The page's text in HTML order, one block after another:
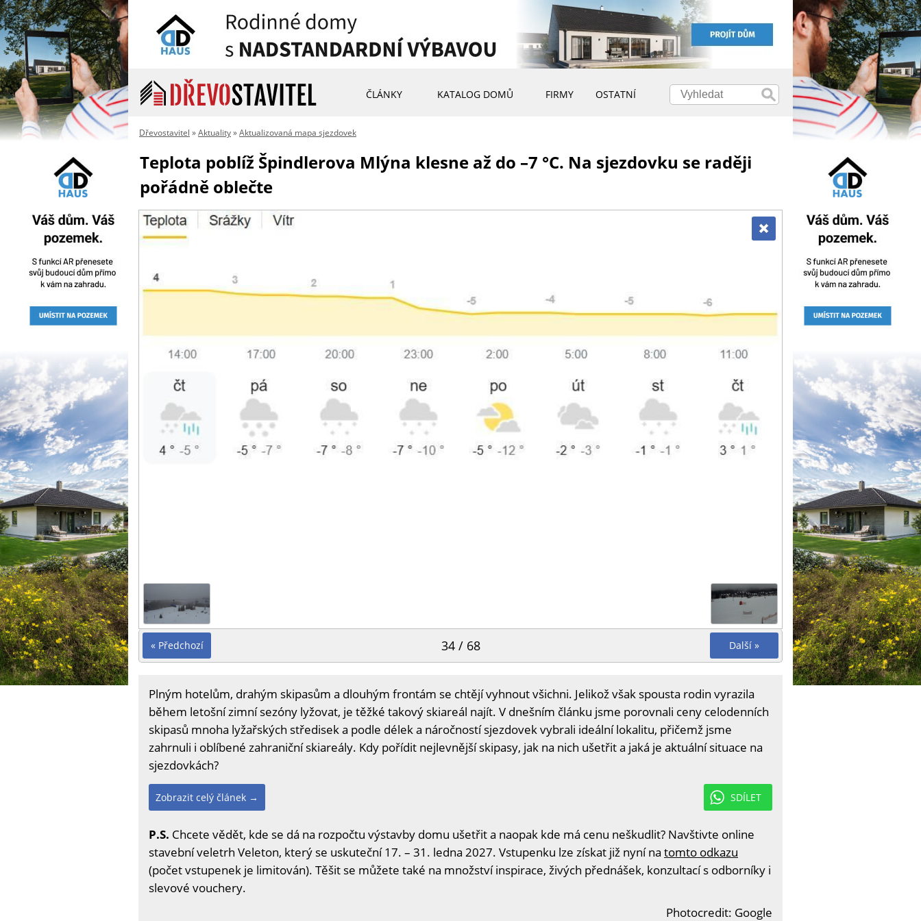
ČLÁNKY KATALOG DOMŮ FIRMY OSTATNÍ
Dřevostavitel »Aktuality»Aktualizovaná mapa sjezdovek
Teplota poblíž Špindlerova Mlýna klesne až do –7 °C. Na sjezdovku se raději
pořádně oblečte
« Předchozí Další »
34 / 68
Plným hotelům, drahým skipasům a dlouhým frontám se chtějí vyhnout všichni. Jelikož však spousta rodin vyrazila
během letošní zimní sezóny lyžovat, je těžké takový skiareál najít. V dnešním článku jsme porovnali ceny celodenních
skipasů mnoha lyžařských středisek a podle délek a náročností sjezdovek vybrali ideální lokalitu, přičemž jsme
zahrnuli i oblíbené zahraniční skiareály. Kdy pořídit nejlevnější skipasy, jak na nich ušetřit a jaká je aktuální situace na
sjezdovkách?
SDÍLET
Zobrazit celý článek →
P.S. Chcete vědět, kde se dá na rozpočtu výstavby domu ušetřit a naopak kde má cenu neškudlit? Navštivte online
stavební veletrh Veleton, který se uskuteční 17. – 31. ledna 2027. Vstupenku lze získat již nyní na tomto odkazu
(počet vstupenek je limitován). Těšit se můžete také na množství inspirace, živých přednášek, konzultací s odborníky i
slevové vouchery.
Photocredit: Google